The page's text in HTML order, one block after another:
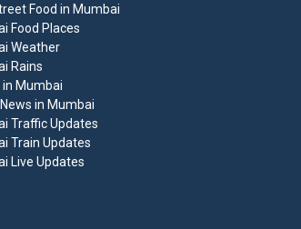
Food in Mumbai
Food Places
Weather
Rains
in Mumbai
in Mumbai
Traffic Updates
Train Updates
Live Updates